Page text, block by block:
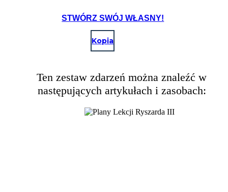
STWÓRZ SWÓJ WŁASNY!
Kopia
Ten zestaw zdarzeń można znaleźć w
następujących artykułach i zasobach: